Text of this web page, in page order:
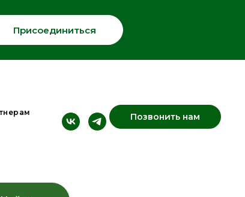
Присоединиться
Позвонить нам